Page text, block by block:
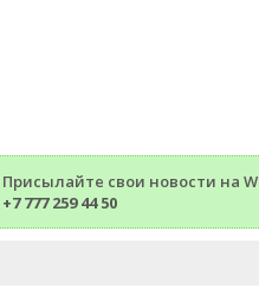
Присылайте свои новости на
+7 777 259 44 50